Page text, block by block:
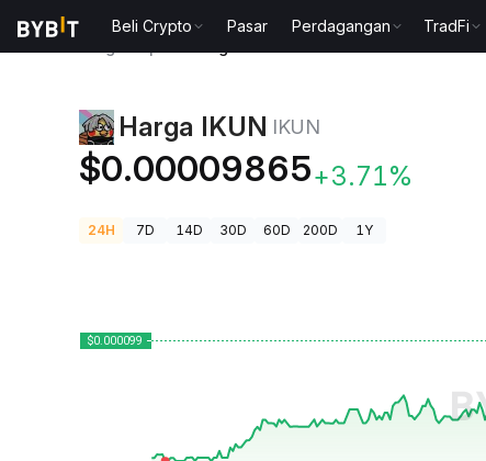
Beli Crypto Pasar Perdagangan TradFi
Harga IKUN IKUN
$0.00009865+3.71%
24H 7D 14D 30D 60D 200D 1Y